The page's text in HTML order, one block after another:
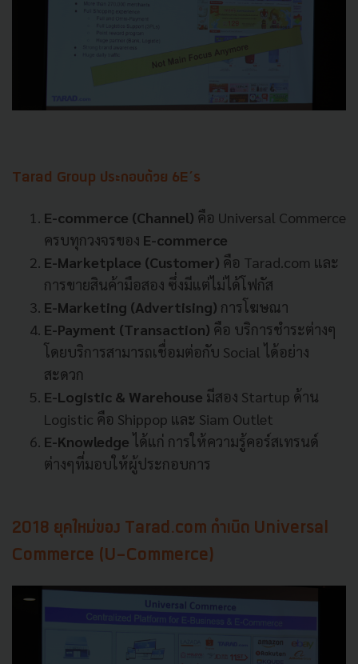
Tarad Group ประกอบด้วย 6E’s
E-commerce (Channel) คือ Universal Commerce
ครบทุกวงจรของ E-commerce
E-Marketplace (Customer) คือ Tarad.com และ
การขายสินค้ามือสอง ซึ่งมีแต่ไม่ได้โฟกัส
E-Marketing (Advertising) การโฆษณา
E-Payment (Transaction) คือ บริการชำระต่างๆ
โดยบริการสามารถเชื่อมต่อกับ Social ได้อย่าง
สะดวก
E-Logistic & Warehouse มีสอง Startup ด้าน
Logistic คือ Shippop และ Siam Outlet
E-Knowledge ได้แก่ การให้ความรู้คอร์สเทรนด์
ต่างๆที่มอบให้ผู้ประกอบการ
2018 ยุคใหม่ของ Tarad.com กำเนิด Universal
Commerce (U-Commerce)